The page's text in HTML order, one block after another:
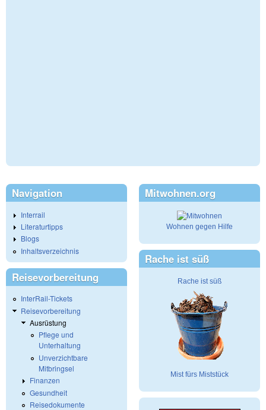
Navigation
Interrail
Literaturtipps
Blogs
Inhaltsverzeichnis
Reisevorbereitung
InterRail-Tickets
Reisevorbereitung
Ausrüstung
Pflege und
Unterhaltung
Unverzichtbare
Mitbringsel
Finanzen
Gesundheit
Reisedokumente
Mitwohnen.org
Wohnen gegen Hilfe
Rache ist süß
Rache ist süß
Mist fürs Miststück